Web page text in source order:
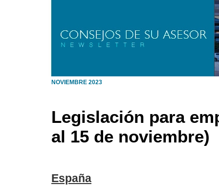
NOVIEMBRE 2023
Legislación para
al 15 de noviembre)
España